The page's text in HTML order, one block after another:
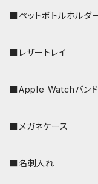
■ペットボトルホルダ
■レザートレイ
■Apple Watchバンド
■メガネケース
■名刺入れ